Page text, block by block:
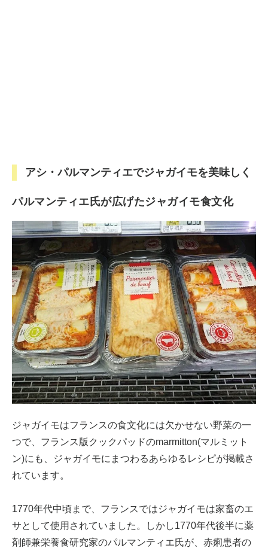
アシ・パルマンティエでジャガイモを美味しく
パルマンティエ氏が広げたジャガイモ食文化
ジャガイモはフランスの食文化には欠かせない野菜の一
つで、フランス版クックパッドのmarmitton(マルミット
ン)にも、ジャガイモにまつわるあらゆるレシピが掲載さ
れています。
1770年代中頃まで、フランスではジャガイモは家畜のエ
サとして使用されていました。しかし1770年代後半に薬
剤師兼栄養食研究家のパルマンティエ氏が、赤痢患者の